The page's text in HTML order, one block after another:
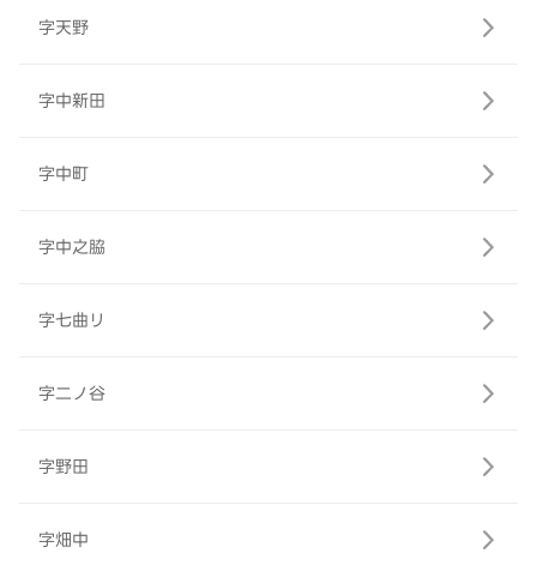
字天野
字中新田
字中町
字中之脇
字七曲リ
字二ノ谷
字野田
字畑中